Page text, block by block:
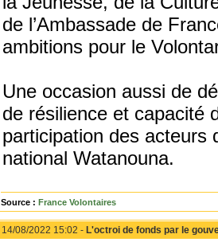
de l’Ambassade de
ambitions pour le
Une occasion aussi de
de résilience et capacité
participation des acteurs
national Watanouna.
Source : France Volontaires
14/08/2022 15:02 - L'octroi de fonds par le